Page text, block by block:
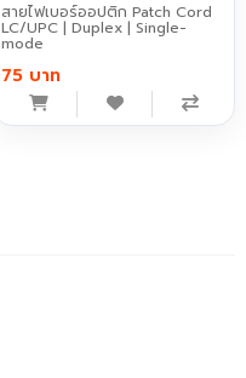
สายไฟเบอร์ออปติก Patch Cord
LC/UPC | Duplex | Single-
mode
75 บาท